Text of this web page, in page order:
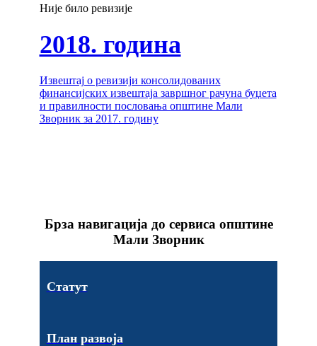
Није било ревизије
2018. година
Извештај о ревизији консолидованих
финансијских извештаја завршног рачуна буџета
и правилности пословања општине Мали
Зворник за 2017. годину
Брза навигација до сервиса општине
Мали Зворник
Статут
План развоја